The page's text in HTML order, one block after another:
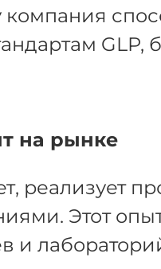
GLP,
на рынке
реализует
Этот
и